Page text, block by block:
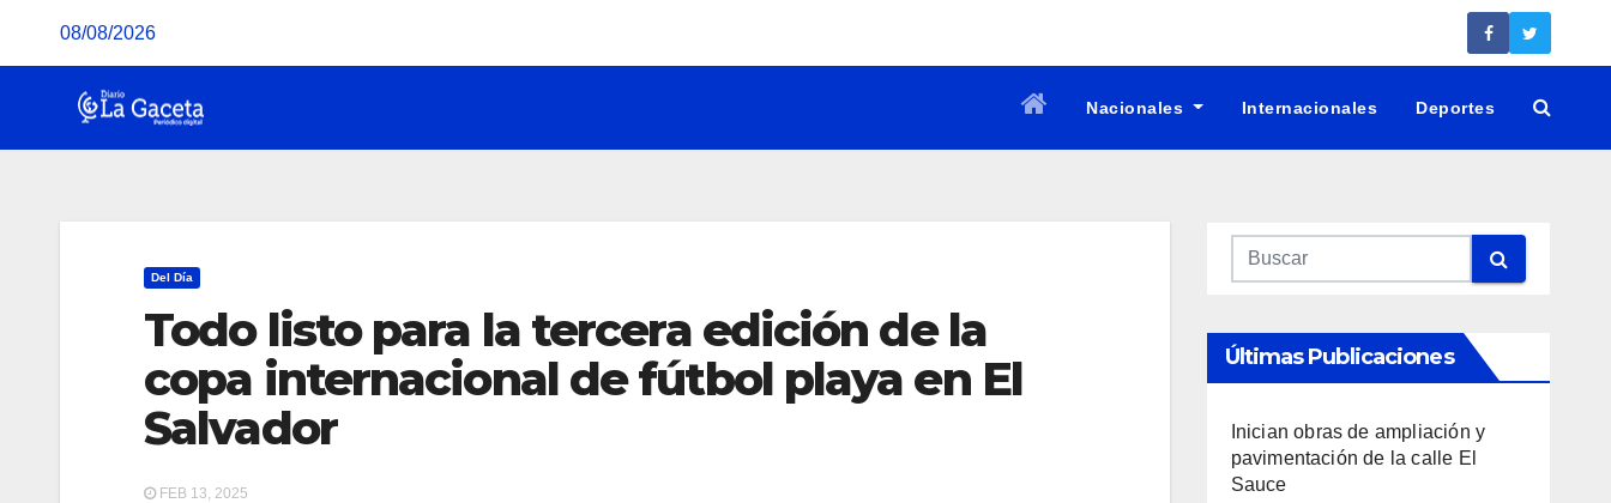
08/08/2026
Nacionales Internacionales Deportes
Del Día
Todo listo para la tercera edición de la
copa internacional de fútbol playa en El
Salvador
FEB 13, 2025
Últimas Publicaciones
Inician obras de ampliación y
pavimentación de la calle El
Sauce